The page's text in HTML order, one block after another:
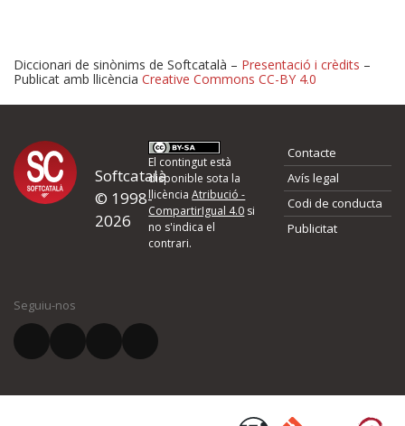
Proposeu-nos millores o
d'errors
Si heu trobat un error o voleu proposar alguna millora, ompliu els
quina és la millora que proposeu o l'error del qual voleu informar-
El vostre correu electrònic *
Diccionari de sinònims de Softcatalà – Presentació i crèdits –
Publicat amb llicència Creative Commons CC-BY 4.0
Softcatalà
© 1998-
2026
El contingut està
disponible sota la
llicènciaAtribució -
CompartirIgual 4.0 si
no s'indica el
contrari.
Contacte
Avís legal
Codi de conducta
Publicitat
Seguiu-nos